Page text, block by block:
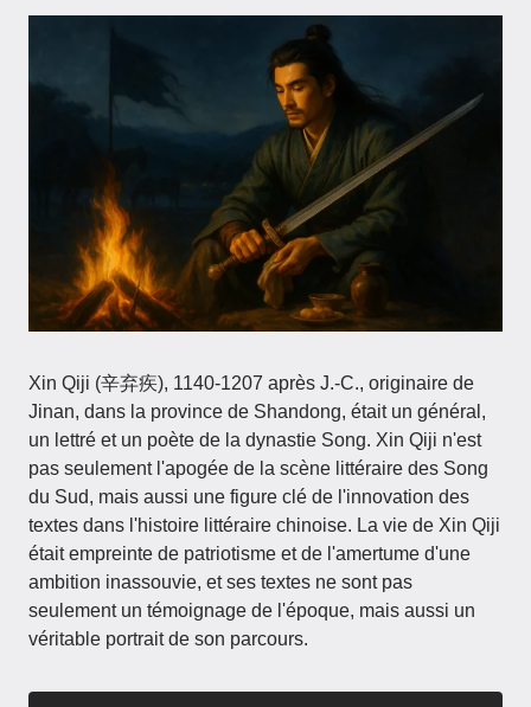
Xin Qiji (辛弃疾), 1140-1207 après J.-C., originaire de
Jinan, dans la province de Shandong, était un général,
un lettré et un poète de la dynastie Song. Xin Qiji n'est
pas seulement l'apogée de la scène littéraire des Song
du Sud, mais aussi une figure clé de l'innovation des
textes dans l'histoire littéraire chinoise. La vie de Xin Qiji
était empreinte de patriotisme et de l'amertume d'une
ambition inassouvie, et ses textes ne sont pas
seulement un témoignage de l'époque, mais aussi un
véritable portrait de son parcours.